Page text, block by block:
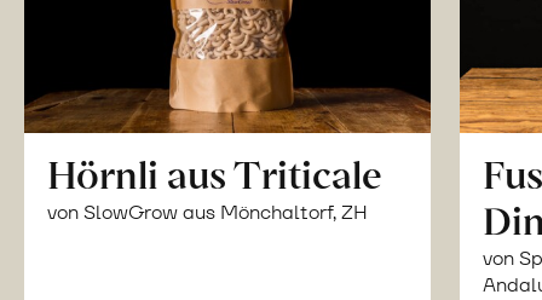
Hörnli aus Triticale
von SlowGrow aus Mönchaltorf, ZH
von